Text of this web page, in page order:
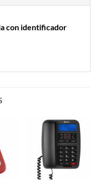
con identificador